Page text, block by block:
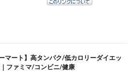
マート】高タンパク/低カロリーダイエッ
ファミマ/コンビニ/健康